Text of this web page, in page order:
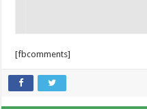
[fbcomments]